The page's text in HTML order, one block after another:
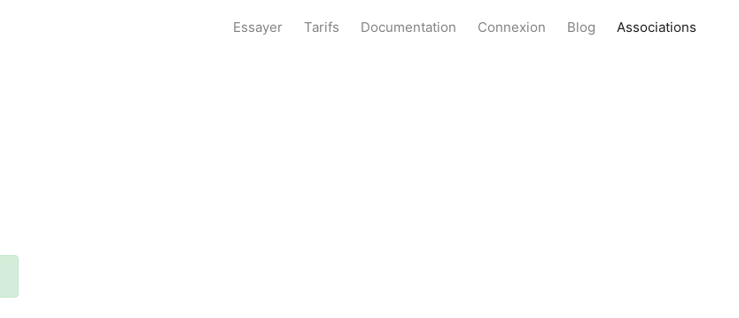
Essayer Tarifs Documentation Connexion Blog Associations